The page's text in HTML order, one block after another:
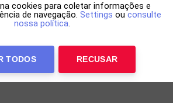
cookies para coletar informações e
de navegação. Settings ou consulte
nossa política.
TODOS RECUSAR